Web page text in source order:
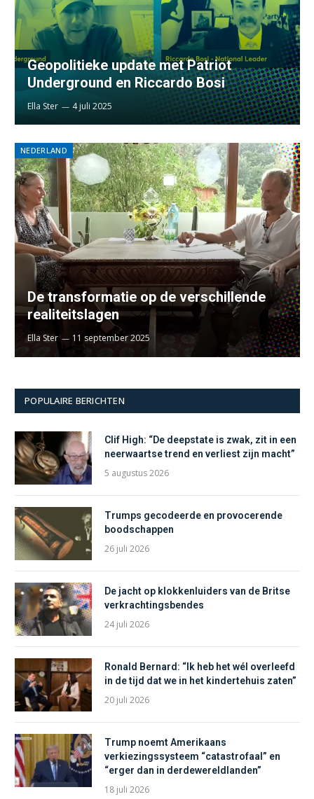
Geopolitieke update met Patriot
Underground en Riccardo Bosi
Ella Ster 4 juli 2025
NEDERLAND
De transformatie op de verschillende
realiteitslagen
Ella Ster 11 september 2025
POPULAIRE BERICHTEN
Clif High: “De deepstate is zwak, zit in een
neerwaartse trend en verliest zijn macht”
5 augustus 2026
Trumps gecodeerde en provocerende
boodschappen
26 juli 2026
De jacht op klokkenluiders van de Britse
verkrachtingsbendes
24 juli 2026
Ronald Bernard: “Ik heb het wél overleefd
in de tijd dat we in het kindertehuis zaten”
20 juli 2026
Trump noemt Amerikaans
verkiezingssysteem “catastrofaal” en
“erger dan in derdewereldlanden”
18 juli 2026